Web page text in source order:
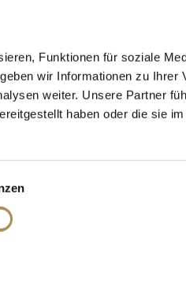
Funktionen für soziale
wir Informationen zu Ihrer
weiter. Unsere Partner
haben oder die sie